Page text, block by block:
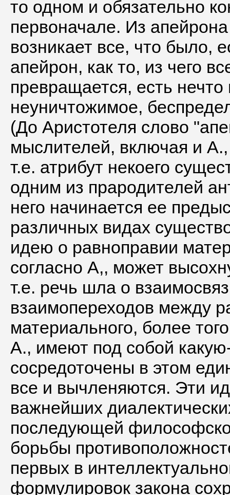
то одном и обязательно
первоначале. Из
возникает все, что было,
апейрон, как то, из чего
превращается, есть
неуничтожимое,
(До Аристотеля слово
мыслителей, включая и А.,
т.е. атрибут некоего
одним из прародителей
него начинается ее
различных видах
идею о равноправии
согласно А,, может
т.е. речь шла о
взаимопереходов между
материального, более
А., имеют под собой
сосредоточены в этом
все и вычленяются. Эти
важнейших
последующей
борьбы
первых в
формулировок закона